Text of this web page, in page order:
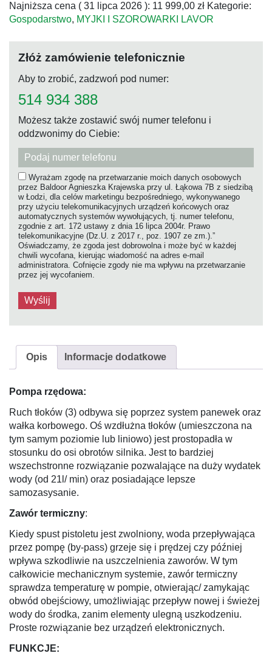
Thermic
2W
Najniższa cena ( 31 lipca 2026 ): 11 999,00 zł Kategorie:
Gospodarstwo, MYJKI I SZOROWARKI LAVOR
Złóż zamówienie telefonicznie
Aby to zrobić, zadzwoń pod numer:
514 934 388
Możesz także zostawić swój numer telefonu i
oddzwonimy do Ciebie:
Wyrażam zgodę na przetwarzanie moich danych osobowych
przez Baldoor Agnieszka Krajewska przy ul. Łąkowa 7B z siedzibą
w Łodzi, dla celów marketingu bezpośredniego, wykonywanego
przy użyciu telekomunikacyjnych urządzeń końcowych oraz
automatycznych systemów wywołujących, tj. numer telefonu,
zgodnie z art. 172 ustawy z dnia 16 lipca 2004r. Prawo
telekomunikacyjne (Dz.U. z 2017 r., poz. 1907 ze zm.).”
Oświadczamy, że zgoda jest dobrowolna i może być w każdej
chwili wycofana, kierując wiadomość na adres e-mail
administratora. Cofnięcie zgody nie ma wpływu na przetwarzanie
przez jej wycofaniem.
Opis Informacje dodatkowe
Pompa rzędowa:
Ruch tłoków (3) odbywa się poprzez system panewek oraz
wałka korbowego. Oś wzdłużna tłoków (umieszczona na
tym samym poziomie lub liniowo) jest prostopadła w
stosunku do osi obrotów silnika. Jest to bardziej
wszechstronne rozwiązanie pozwalające na duży wydatek
wody (od 21l/ min) oraz posiadające lepsze
samozasysanie.
Zawór termiczny:
Kiedy spust pistoletu jest zwolniony, woda przepływająca
przez pompę (by-pass) grzeje się i prędzej czy później
wpływa szkodliwie na uszczelnienia zaworów. W tym
całkowicie mechanicznym systemie, zawór termiczny
sprawdza temperaturę w pompie, otwierając/ zamykając
obwód obejściowy, umożliwiając przepływ nowej i świeżej
wody do środka, zanim elementy ulegną uszkodzeniu.
Proste rozwiązanie bez urządzeń elektronicznych.
FUNKCJE: